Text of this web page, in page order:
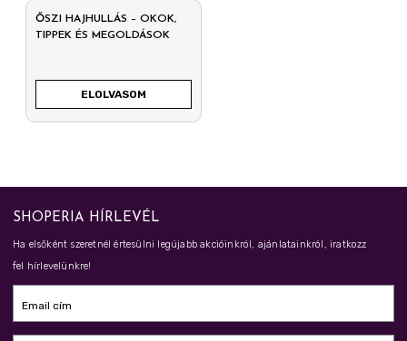
ŐSZI HAJHULLÁS – OKOK,
TIPPEK ÉS MEGOLDÁSOK
ELOLVASOM
SHOPERIA HÍRLEVÉL
Ha elsőként szeretnél értesülni legújabb akcióinkról, ajánlatainkról, iratkozz
fel hírlevelünkre!
Email cím